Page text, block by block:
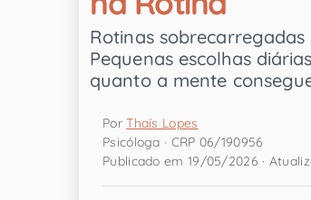
Rotinas
Pequenas escolhas
quanto a mente
PorThaís Lopes
Psicóloga · CRP 06/190956
Publicado em 19/05/2026 ·